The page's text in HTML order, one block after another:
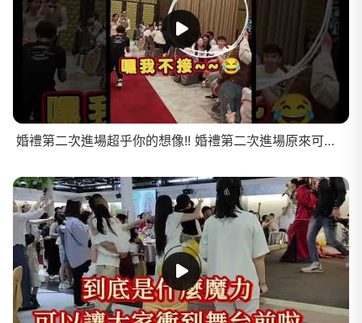
婚禮第二次進場超乎你的想像!! 婚禮第二次進場原來可以這樣進場